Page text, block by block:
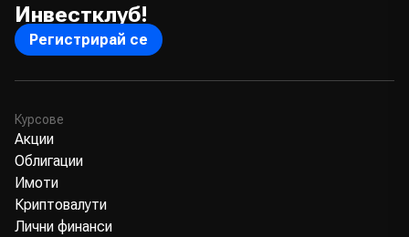
Инвестклуб!
Регистрирай се
Курсове
Акции
Облигации
Имоти
Криптовалути
Лични финанси